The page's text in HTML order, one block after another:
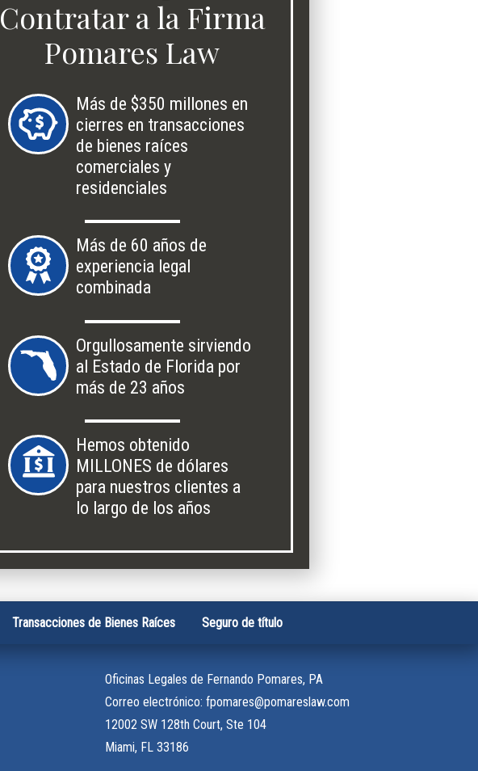
Contratar a la Firma
Pomares Law
Más de $350 millones en
cierres en transacciones
de bienes raíces
comerciales y
residenciales
Más de 60 años de
experiencia legal
combinada
Orgullosamente sirviendo
al Estado de Florida por
más de 23 años
Hemos obtenido
MILLONES de dólares
para nuestros clientes a
lo largo de los años
Transacciones de Bienes Raíces Seguro de título
Oficinas Legales de Fernando Pomares, PA
Correo electrónico: fpomares@pomareslaw.com
12002 SW 128th Court, Ste 104
Miami, FL 33186